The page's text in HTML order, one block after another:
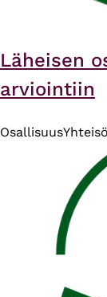
Läheisen
arviointiin
Osallisuus